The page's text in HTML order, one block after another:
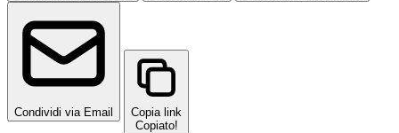
Condividi via Email
Copia link
Copiato!